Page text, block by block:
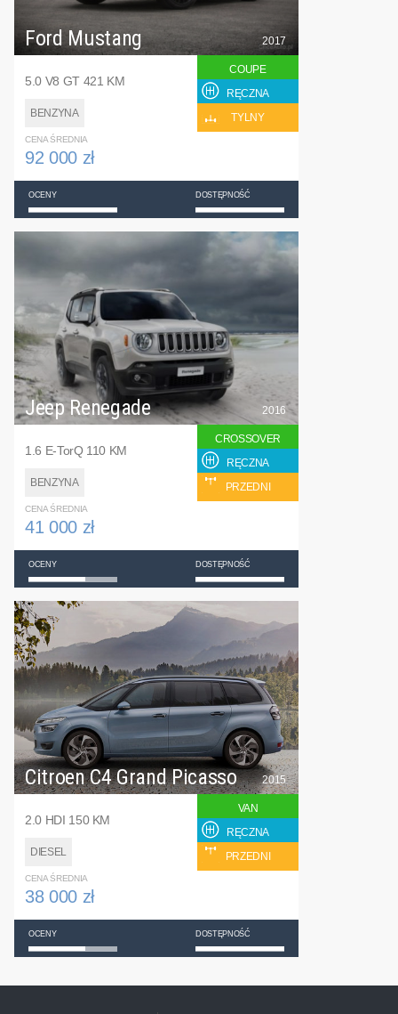
Ford Mustang
5.0 V8 GT 421 KM
BENZYNA
2017
COUPE
RĘCZNA
TYLNY
CENA ŚREDNIA
92 000 zł
OCENY DOSTĘPNOŚĆ
Jeep Renegade
1.6 E-TorQ 110 KM
BENZYNA
2016
CROSSOVER
RĘCZNA
PRZEDNI
CENA ŚREDNIA
41 000 zł
OCENY DOSTĘPNOŚĆ
Citroen C4 Grand Picasso
2.0 HDI 150 KM
DIESEL
2015
VAN
RĘCZNA
PRZEDNI
CENA ŚREDNIA
38 000 zł
OCENY DOSTĘPNOŚĆ